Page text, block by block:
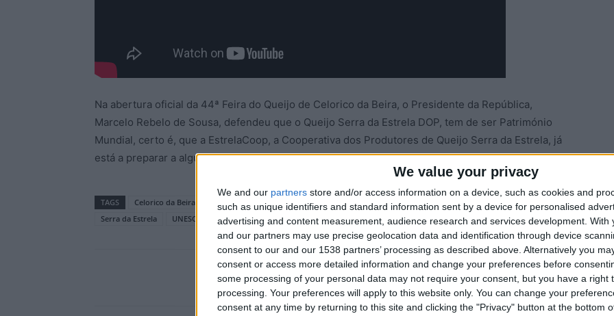
We value your privacy
We and our partners store and/or access information on a device, such as cookies and
such as unique identifiers and standard information sent by a device for personalised
advertising and content measurement, audience research and services development. With
and our partners may use precise geolocation data and identification through device
consent to our and our 1538 partners’ processing as described above. Alternatively you
consent or access more detailed information and change your preferences before
some processing of your personal data may not require your consent, but you have a right
processing. Your preferences will apply to this website only. You can change your
consent at any time by returning to this site and clicking the "Privacy" button at the bottom
Na abertura oficial da 44ª Feira do Queijo de Celorico da Beira, o Presidente da República,
Marcelo Rebelo de Sousa, defendeu que o Queijo Serra da Estrela DOP, tem de ser Património
Mundial, certo é, que a EstrelaCoop, a Cooperativa dos Produtores de Queijo Serra da Estrela, já
está a preparar a algum tempo a candidatura a Património Imaterial Mundial da UNESCO.
TAGS Celorico da Beira património imaterial Queijo Serra da Estrela
Queijo Serra da Estrela DOP
Serra da Estrela
UNESCO